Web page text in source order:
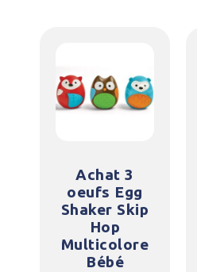
Achat 3
oeufs Egg
Shaker Skip
Hop
Multicolore
Bébé